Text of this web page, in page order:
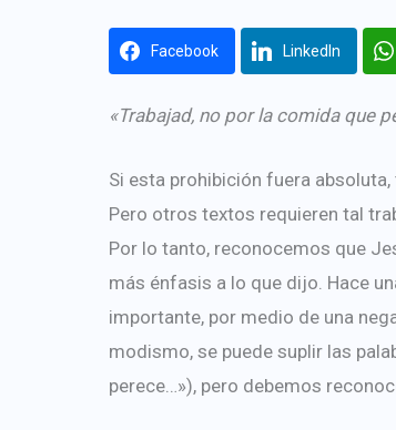
Facebook LinkedIn
«Trabajad, no por la comida que
Si esta prohibición fuera
Pero otros textos requieren tal
Por lo tanto, reconocemos que
más énfasis a lo que dijo. Hace
importante, por medio de una
modismo, se puede su­plir las
perece…»), pero debemos